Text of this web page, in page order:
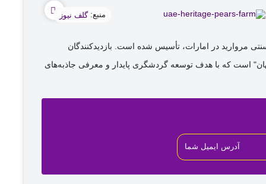
منبع:گلف نیوز
مروارید در امارات، تأسیس شده است. بازدیدکنندگان
است که با هدف توسعه گردشگری پایدار و معرفی جاذبه‌های